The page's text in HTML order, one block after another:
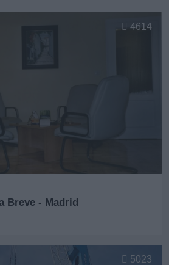
Breve - Madrid
4614
5023